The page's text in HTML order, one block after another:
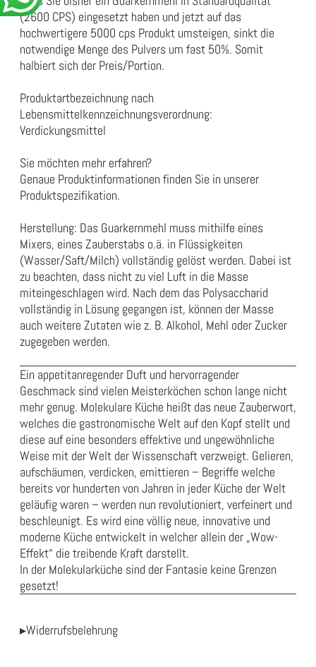
(2600 CPS) eingesetzt haben und jetzt auf das
hochwertigere 5000 cps Produkt umsteigen, sinkt die
notwendige Menge des Pulvers um fast 50%. Somit
halbiert sich der Preis/Portion.
Produktartbezeichnung nach
Lebensmittelkennzeichnungsverordnung:
Verdickungsmittel
Sie möchten mehr erfahren?
Genaue Produktinformationen finden Sie in unserer
Produktspezifikation.
Herstellung: Das Guarkernmehl muss mithilfe eines
Mixers, eines Zauberstabs o.ä. in Flüssigkeiten
(Wasser/Saft/Milch) vollständig gelöst werden. Dabei ist
zu beachten, dass nicht zu viel Luft in die Masse
miteingeschlagen wird. Nach dem das Polysaccharid
vollständig in Lösung gegangen ist, können der Masse
auch weitere Zutaten wie z. B. Alkohol, Mehl oder Zucker
zugegeben werden.
Ein appetitanregender Duft und hervorragender
Geschmack sind vielen Meisterköchen schon lange nicht
mehr genug. Molekulare Küche heißt das neue Zauberwort,
welches die gastronomische Welt auf den Kopf stellt und
diese auf eine besonders effektive und ungewöhnliche
Weise mit der Welt der Wissenschaft verzweigt. Gelieren,
aufschäumen, verdicken, emittieren – Begriffe welche
bereits vor hunderten von Jahren in jeder Küche der Welt
geläufig waren – werden nun revolutioniert, verfeinert und
beschleunigt. Es wird eine völlig neue, innovative und
moderne Küche entwickelt in welcher allein der „Wow-
Effekt“ die treibende Kraft darstellt.
In der Molekularküche sind der Fantasie keine Grenzen
gesetzt!
▸Widerrufsbelehrung